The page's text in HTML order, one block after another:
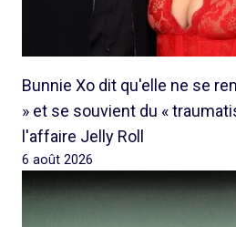
Bunnie Xo dit qu'elle ne se
» et se souvient du «
l'affaire Jelly Roll
6 août 2026